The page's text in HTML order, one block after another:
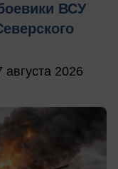
ВСУ
2026